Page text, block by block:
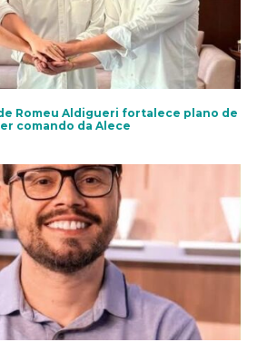
Romeu Aldigueri fortalece plano de
comando da Alece